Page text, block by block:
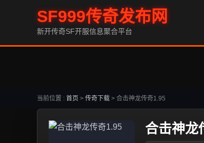
SF999传奇发布网
新开传奇SF开服信息聚合平台
当前位置 : 首页 > 传奇下载 > 合击神龙传奇1.95
合击神龙